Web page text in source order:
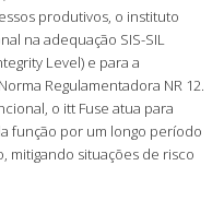
produtivos, o instituto
na adequação SIS-SIL
Level) e para a
Regulamentadora NR 12.
o itt Fuse atua para
função por um longo período
situações de risco